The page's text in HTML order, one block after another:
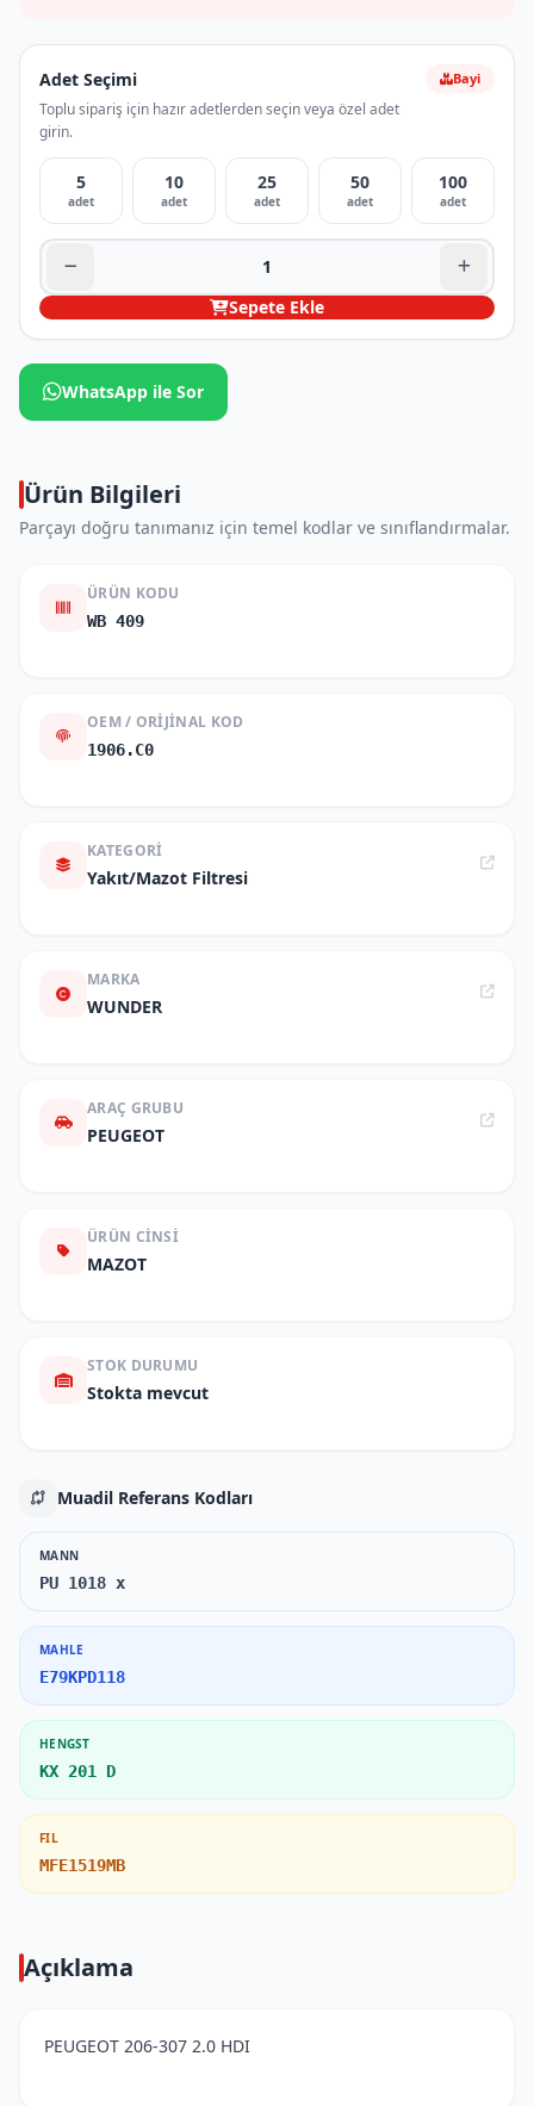
Adet Seçimi
Toplu sipariş için hazır adetlerden seçin veya özel adet
girin.
Bayi
5
adet
10
adet
25
adet
50
adet
100
adet
Sepete Ekle
WhatsApp ile Sor
Ürün Bilgileri
Parçayı doğru tanımanız için temel kodlar ve sınıflandırmalar.
ÜRÜN KODU
WB 409
OEM / ORIJINAL KOD
1906.C0
KATEGORI
Yakıt/Mazot Filtresi
MARKA
WUNDER
ARAÇ GRUBU
PEUGEOT
ÜRÜN CINSI
MAZOT
STOK DURUMU
Stokta mevcut
Muadil Referans Kodları
MANN
PU 1018 x
MAHLE
E79KPD118
HENGST
KX 201 D
FIL
MFE1519MB
Açıklama
PEUGEOT 206-307 2.0 HDI